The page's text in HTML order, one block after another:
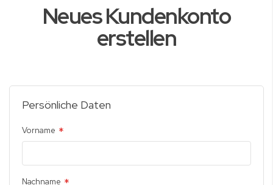
Neues Kundenkonto
erstellen
Persönliche Daten
Vorname
Nachname